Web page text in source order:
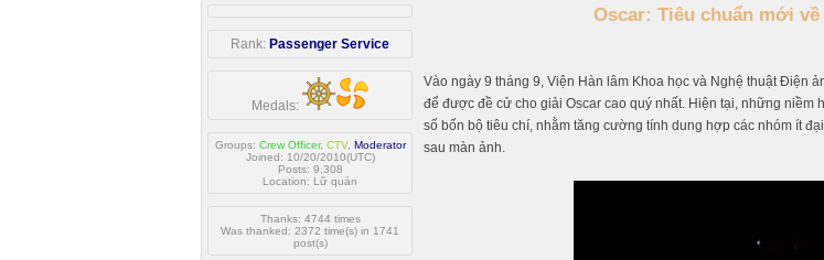
Rank: Passenger Service
Medals:
Groups: Crew Officer, CTV, Moderator
Joined: 10/20/2010(UTC)
Posts: 9,308
Location: Lữ quán
Thanks: 4744 times
Was thanked: 2372 time(s) in 1741
post(s)
Oscar: Tiêu chuẩn mới
Vào ngày 9 tháng 9, Viện Hàn lâm Khoa học và Nghệ thuật Điện
để được đề cử cho giải Oscar cao quý nhất. Hiện tại, những
số bốn bộ tiêu chí, nhằm tăng cường tính dung hợp các nhóm ít
sau màn ảnh.